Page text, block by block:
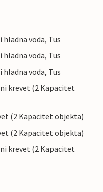
voda, Tus
voda, Tus
voda, Tus
krevet (2 Kapacitet
(2 Kapacitet objekta)
(2 Kapacitet objekta)
krevet (2 Kapacitet